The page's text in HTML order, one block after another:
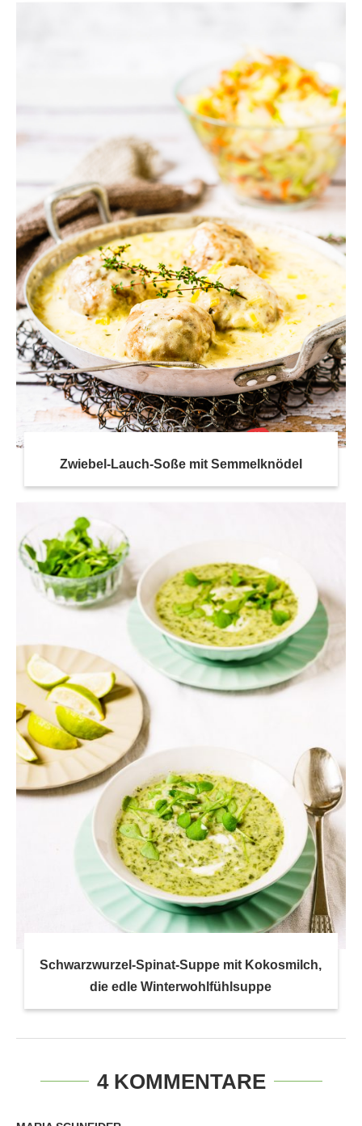
Zwiebel-Lauch-Soße mit Semmelknödel
Schwarzwurzel-Spinat-Suppe mit Kokosmilch,
die edle Winterwohlfühlsuppe
4 KOMMENTARE